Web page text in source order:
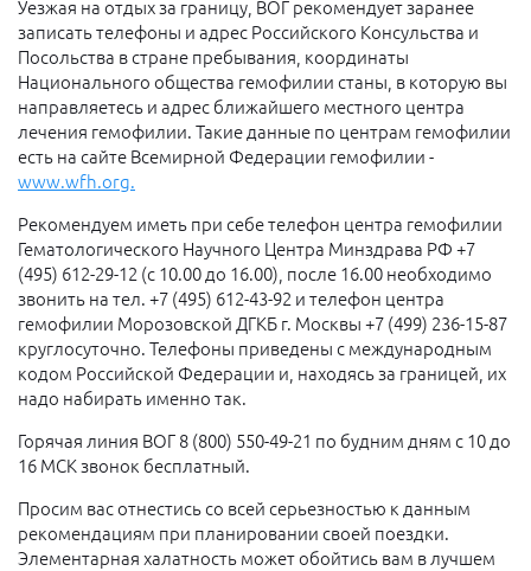
Уезжая на отдых за границу, ВОГ рекомендует заранее
записать телефоны и адрес Российского Консульства и
Посольства в стране пребывания, координаты
Национального общества гемофилии станы, в которую вы
направляетесь и адрес ближайшего местного центра
лечения гемофилии. Такие данные по центрам гемофилии
есть на сайте Всемирной Федерации гемофилии -
www.wfh.org.
Рекомендуем иметь при себе телефон центра гемофилии
Гематологического Научного Центра Минздрава РФ +7
(495) 612-29-12 (с 10.00 до 16.00), после 16.00 необходимо
звонить на тел. +7 (495) 612-43-92 и телефон центра
гемофилии Морозовской ДГКБ г. Москвы +7 (499) 236-15-87
круглосуточно. Телефоны приведены с международным
кодом Российской Федерации и, находясь за границей, их
надо набирать именно так.
Горячая линия ВОГ 8 (800) 550-49-21 по будним дням с 10 до
16 МСК звонок бесплатный.
Просим вас отнестись со всей серьезностью к данным
рекомендациям при планировании своей поездки.
Элементарная халатность может обойтись вам в лучшем